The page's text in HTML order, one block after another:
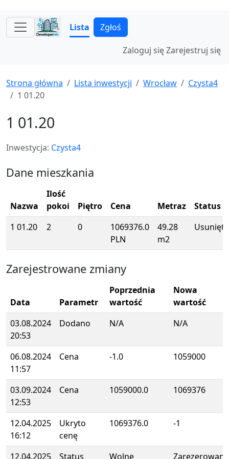
Lista Zgłoś
Zaloguj sięZarejestruj się
Strona główna Lista inwestycji Wrocław
Czysta4
1 01.20
1 01.20
Inwestycja: Czysta4
Dane mieszkania
Nazwa
Ilość
pokoi
Piętro Cena Metraz
Status
1 01.20
2 0
1069376.0
PLN
49.28
m2
Usunięte
Zarejestrowane zmiany
Data Parametr
Poprzednia
wartość
Nowa
wartość
03.08.2024
20:53
Dodano N/A N/A
06.08.2024
11:57
Cena -1.0 1059000
03.09.2024
12:53
Cena 1059000.0 1069376
12.04.2025
16:12
Ukryto
cenę
1069376.0 -1
12.04.2025 Status Wolne Zarezerowane